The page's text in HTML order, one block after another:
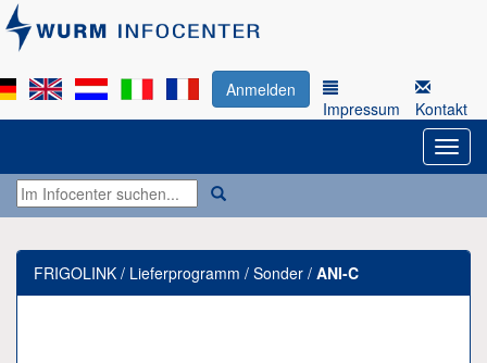
Anmelden
Impressum
Kontakt
FRIGOLINK / Lieferprogramm / Sonder / ANI-C